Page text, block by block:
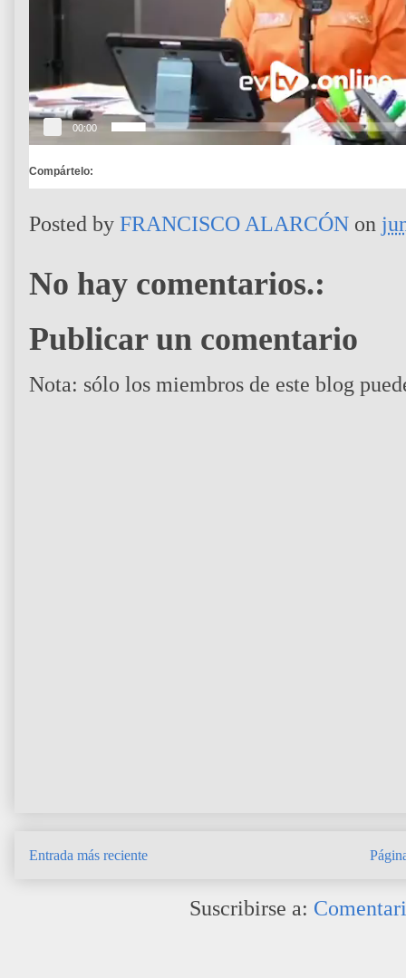
00:00
Compártelo:
Posted by FRANCISCO ALARCÓN on
No hay comentarios.:
Publicar un comentario
Nota: sólo los miembros de este blog
Entrada más reciente
Suscribirse a: